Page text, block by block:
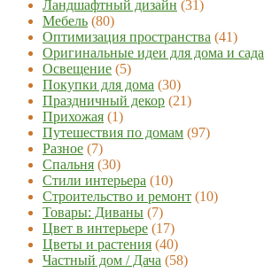
Ландшафтный дизайн (31)
Мебель (80)
Оптимизация пространства (41)
Оригинальные идеи для дома и сада
Освещение (5)
Покупки для дома (30)
Праздничный декор (21)
Прихожая (1)
Путешествия по домам (97)
Разное (7)
Спальня (30)
Стили интерьера (10)
Строительство и ремонт (10)
Товары: Диваны (7)
Цвет в интерьере (17)
Цветы и растения (40)
Частный дом / Дача (58)